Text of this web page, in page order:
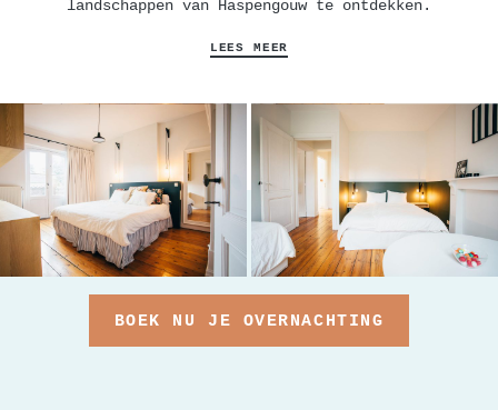
landschappen van Haspengouw te ontdekken.
LEES MEER
BOEK NU JE OVERNACHTING